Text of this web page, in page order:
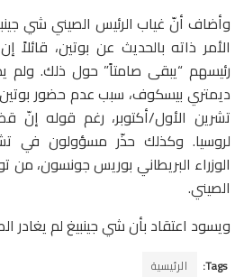
وأضاف أنّ غياب الرئيس الصيني شي
الأمر ذاته بالحديث عن بوتين، قائلاً
رئيسهم “يبقى صامتاً” حول ذلك. ولم
ديمتري بيسكوف، سبب عدم حضور بوتين
تشرين الأول/أكتوبر، رغم قوله إنّ
لروسيا. وكذلك حذّر مسؤولون في
الوزراء البريطاني بوريس جونسون،
الصيني.
ويسود اعتقاد بأن شي جينبيغ لم يغادر
Tags: الرئيسية